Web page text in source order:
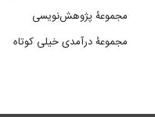
مجموعۀ پژوهش‌نویسی
مجموعۀ درآمدی خیلی کوتاه